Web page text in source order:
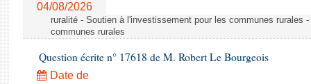
04/08/2026
ruralité - Soutien à l'investissement pour les communes rurales
communes rurales
Question écrite n° 17618 de M. Robert Le Bourgeois
Date de